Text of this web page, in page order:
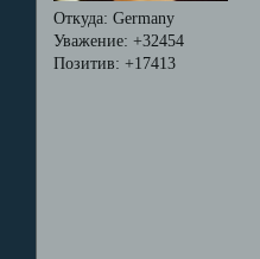
Откуда: Germany
Уважение: +32454
Позитив: +17413